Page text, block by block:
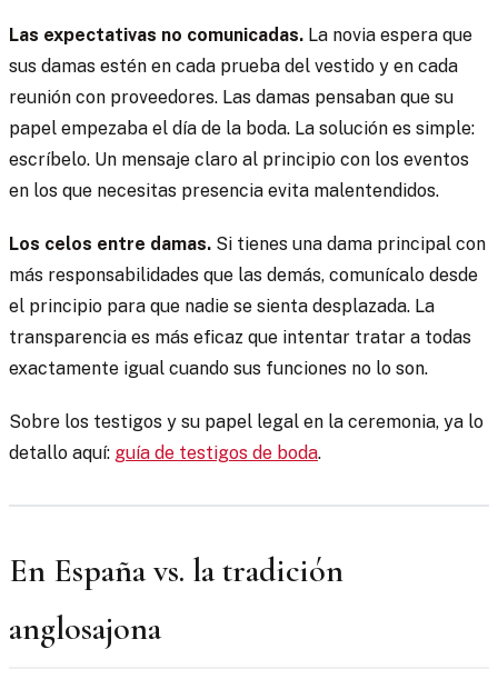
Las expectativas no comunicadas. La novia espera que
sus damas estén en cada prueba del vestido y en cada
reunión con proveedores. Las damas pensaban que su
papel empezaba el día de la boda. La solución es simple:
escríbelo. Un mensaje claro al principio con los eventos
en los que necesitas presencia evita malentendidos.
Los celos entre damas. Si tienes una dama principal con
más responsabilidades que las demás, comunícalo desde
el principio para que nadie se sienta desplazada. La
transparencia es más eficaz que intentar tratar a todas
exactamente igual cuando sus funciones no lo son.
Sobre los testigos y su papel legal en la ceremonia, ya lo
detallo aquí: guía de testigos de boda.
En España vs. la tradición
anglosajona